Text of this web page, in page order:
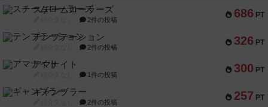
686 PT
スチームローラーズ
2件の投稿
326 PT
テンプテーション
2件の投稿
300 PT
アマナイト
1件の投稿
257 PT
ギャンブラー
2件の投稿